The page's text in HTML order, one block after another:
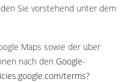
Sie vorstehend unter dem
Maps sowie der über
nach den Google-
terms?